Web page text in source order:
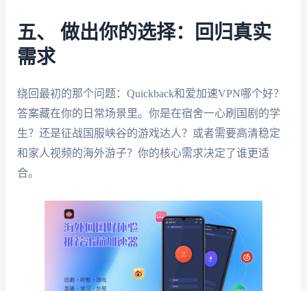
五、 做出你的选择：回归真实
需求
绕回最初的那个问题：Quickback和爱加速VPN哪个好？
答案藏在你的日常场景里。你是在宿舍一心刷国剧的学
生？还是征战国服峡谷的游戏达人？或者需要高清稳定
和家人视频的海外游子？你的核心需求决定了谁更适
合。